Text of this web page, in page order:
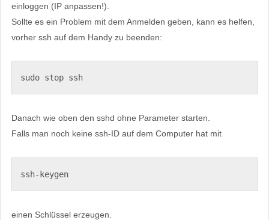
einloggen (IP anpassen!).
Sollte es ein Problem mit dem Anmelden geben, kann es helfen,
vorher ssh auf dem Handy zu beenden:
sudo stop ssh
Danach wie oben den sshd ohne Parameter starten.
Falls man noch keine ssh-ID auf dem Computer hat mit
ssh-keygen
einen Schlüssel erzeugen.